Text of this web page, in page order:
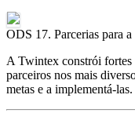
ODS 17. Parcerias para
A Twintex constrói fortes
parceiros nos mais
metas e a implementá-las.